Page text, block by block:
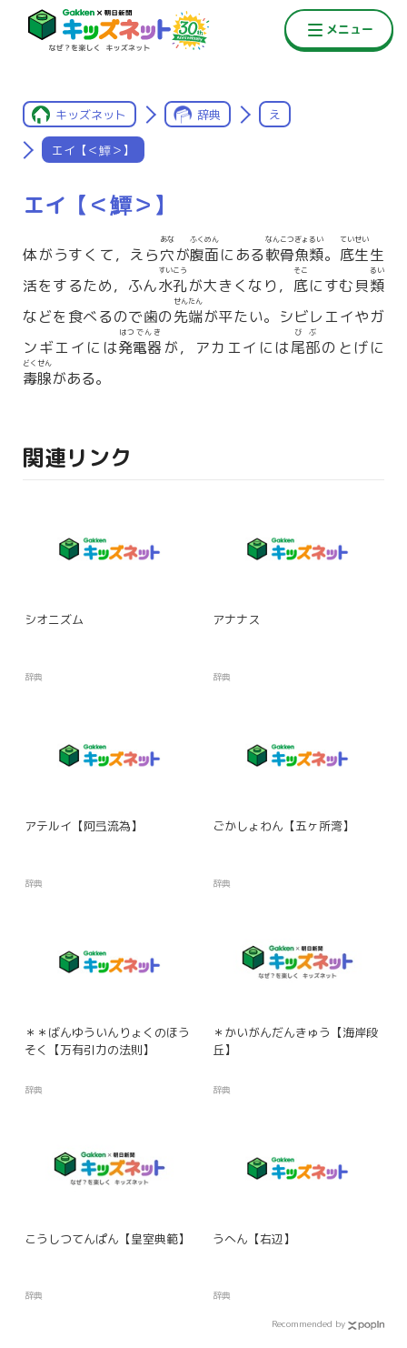
キッズネット 辞典 え
エイ【＜鱏＞】
エイ【＜鱏＞】
体がうすくて，えら穴
あな
が腹面
ふくめん
にある軟骨魚類
なんこつぎょるい
。 底生
ていせい
生
活をするため，ふん水孔
すいこう
が大きくなり， 底
そこ
にすむ貝類
るい
などを食べるので歯の先端
せんたん
が平たい。シビレエイやガ
ンギエイには発電器
はつでんき
が，アカエイには尾部
びぶ
のとげに
毒腺
どくせん
がある。
関連リンク
シオニズム
辞典
アナナス
辞典
アテルイ【阿弖流為】
辞典
ごかしょわん【五ヶ所湾】
辞典
＊＊ばんゆういんりょくのほう
そく【万有引力の法則】
辞典
＊かいがんだんきゅう【海岸段
丘】
辞典
こうしつてんぱん【皇室典範】
辞典
うへん【右辺】
辞典
Recommended by